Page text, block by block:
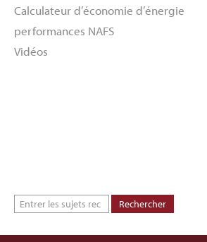
Calculateur d’économie d’énergie
performances NAFS
Vidéos